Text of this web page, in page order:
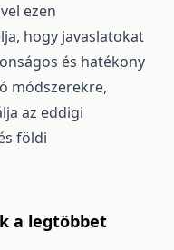
ezen
hogy javaslatokat
és hatékony
módszerekre,
az eddigi
földi
a legtöbbet